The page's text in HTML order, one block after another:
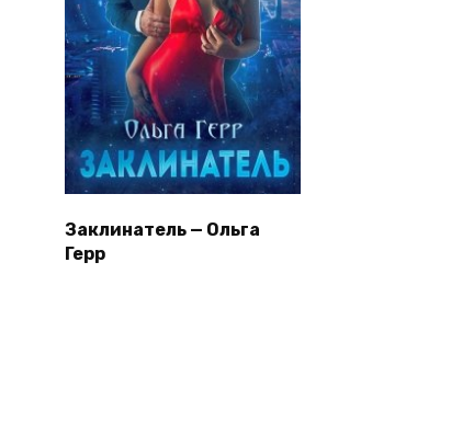
Заклинатель — Ольга
Герр